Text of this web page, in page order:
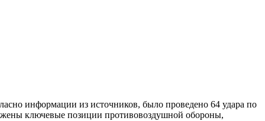
информации из источников, было проведено 64 удара по
ключевые позиции противовоздушной обороны,